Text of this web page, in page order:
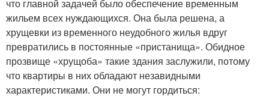
что главной задачей было обеспечение временным
жильем всех нуждающихся. Она была решена, а
хрущевки из временного неудобного жилья вдруг
превратились в постоянные «пристанища». Обидное
прозвище «хрущоба» такие здания заслужили, потому
что квартиры в них обладают незавидными
характеристиками. Они не могут гордиться: